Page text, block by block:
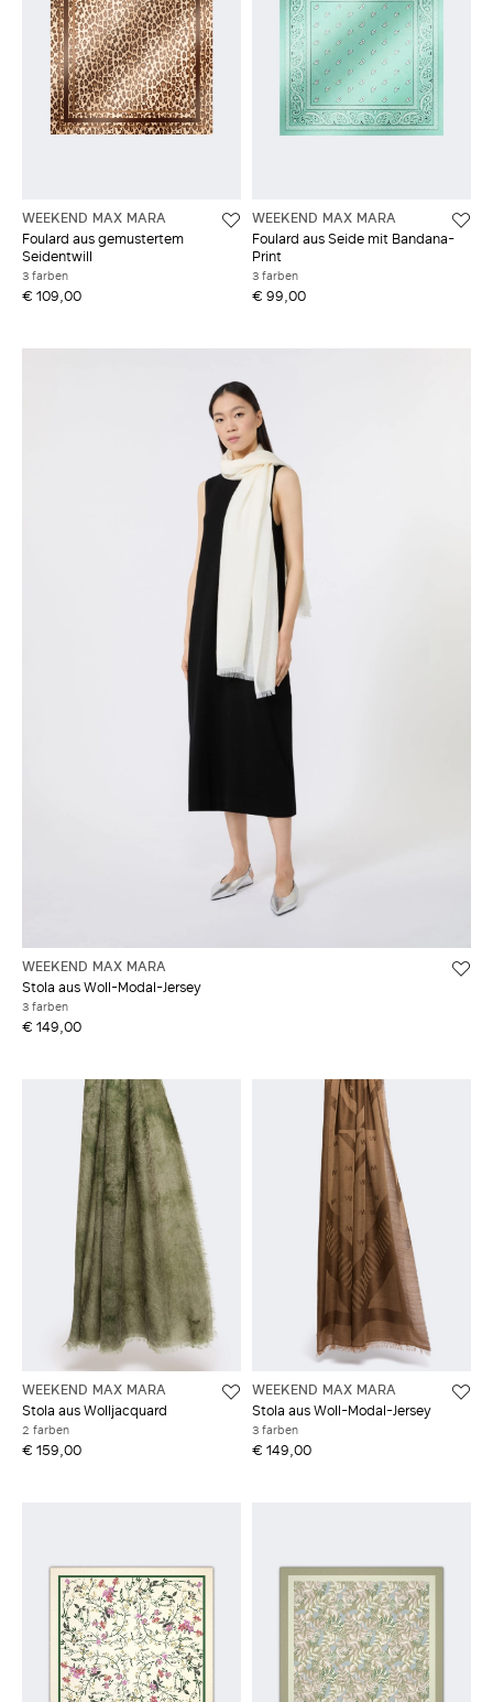
WEEKEND MAX MARA
Foulard aus gemustertem
Seidentwill
3 farben
€ 109,00
WEEKEND MAX MARA
Foulard aus Seide mit Bandana-
Print
3 farben
€ 99,00
WEEKEND MAX MARA
Stola aus Woll-Modal-Jersey
3 farben
€ 149,00
WEEKEND MAX MARA
Stola aus Wolljacquard
2 farben
€ 159,00
WEEKEND MAX MARA
Stola aus Woll-Modal-Jersey
3 farben
€ 149,00